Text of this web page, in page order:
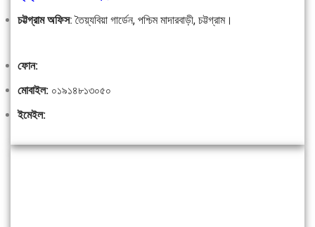
চট্টগ্রাম অফিস: তৈয়্যবিয়া গার্ডেন, পশ্চিম মাদারবাড়ী, চট্টগ্রাম।
ফোন:
মোবাইল: ০১৯১৪৮১৩০৫০
ইমেইল: